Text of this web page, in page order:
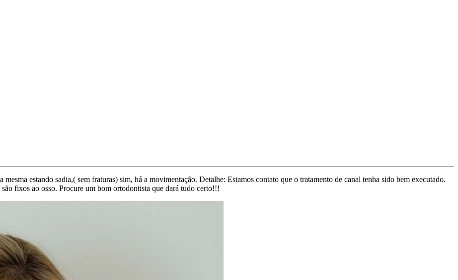
estando sadia,( sem fraturas) sim, há a movimentação. Detalhe: Estamos contato que o tratamento de canal tenha sido bem executado.
fixos ao osso. Procure um bom ortodontista que dará tudo certo!!!